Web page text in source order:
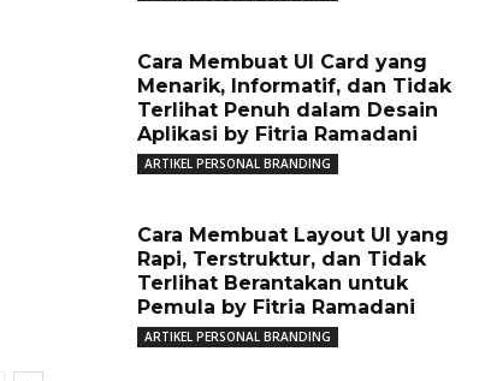
Cara Membuat UI Card yang
Menarik, Informatif, dan Tidak
Terlihat Penuh dalam Desain
Aplikasi by Fitria Ramadani
ARTIKEL PERSONAL BRANDING
Cara Membuat Layout UI yang
Rapi, Terstruktur, dan Tidak
Terlihat Berantakan untuk
Pemula by Fitria Ramadani
ARTIKEL PERSONAL BRANDING